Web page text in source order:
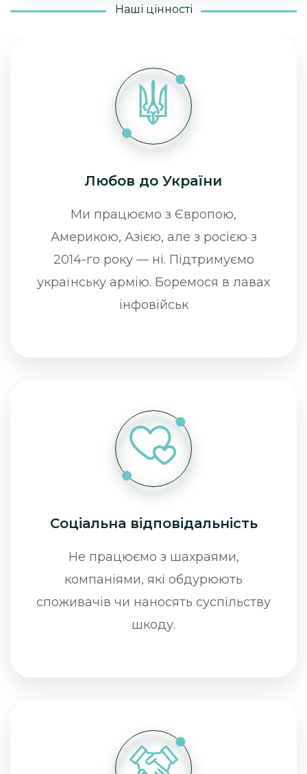
Наші цінності
Любов до України
Ми працюємо з Європою,
Америкою, Азією, але з росією з
2014-го року — ні. Підтримуємо
українську армію. Боремося в лавах
інфовійськ
Соціальна відповідальність
Не працюємо з шахраями,
компаніями, які обдурюють
споживачів чи наносять суспільству
шкоду.